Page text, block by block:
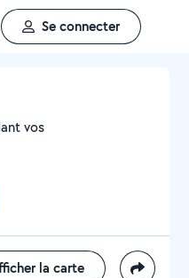
Se connecter
vos
la carte